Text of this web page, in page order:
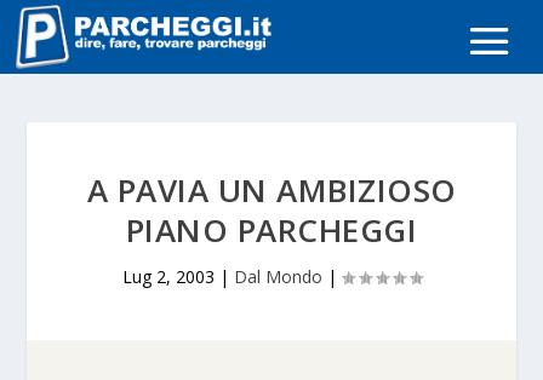
A PAVIA UN AMBIZIOSO
PIANO PARCHEGGI
Lug 2, 2003 | Dal Mondo |